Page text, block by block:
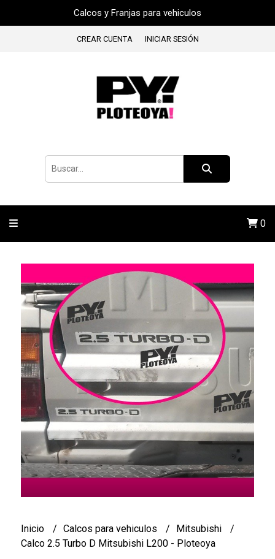
Calcos y Franjas para vehiculos
CREAR CUENTA INICIAR SESIÓN
0
Inicio Calcos para vehiculos
Mitsubishi
Calco 2.5 Turbo D Mitsubishi L200 - Ploteoya